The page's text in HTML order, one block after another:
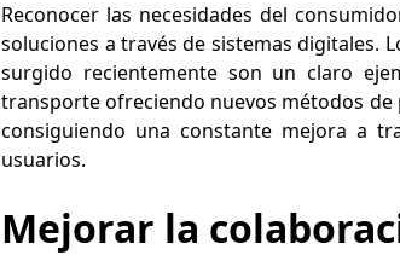
Reconocer las necesidades del
soluciones a través de sistemas digitales.
surgido recientemente son un claro
transporte ofreciendo nuevos métodos de
consiguiendo una constante mejora a
usuarios.
Mejorar la